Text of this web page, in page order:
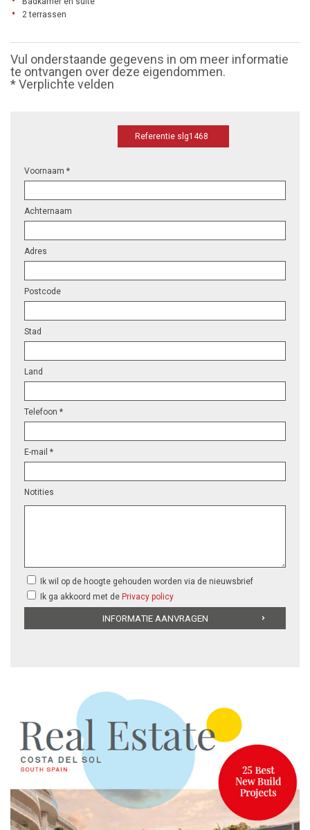
2 terrassen
Vul onderstaande gegevens in om meer informatie
te ontvangen over deze eigendommen.
* Verplichte velden
Referentie slg1468
Voornaam *
Achternaam
Adres
Postcode
Stad
Land
Telefoon *
E-mail *
Notities
Ik wil op de hoogte gehouden worden via de nieuwsbrief
Ik ga akkoord met de Privacy policy